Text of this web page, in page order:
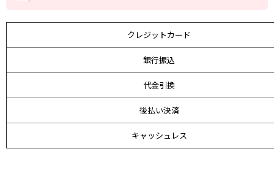
クレジットカード
銀行振込
代金引換
後払い決済
キャッシュレス